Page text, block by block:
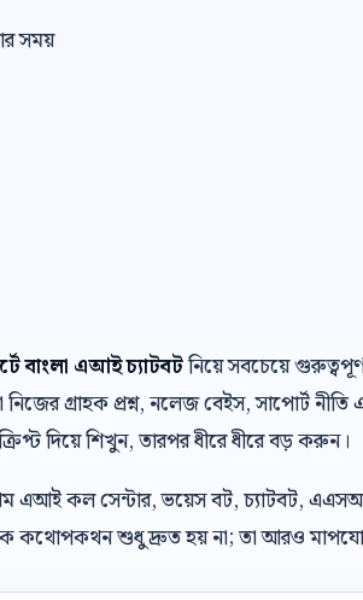
সময়
বাংলা এআই চ্যাটবটনিয়ে সবচেয়ে
গ্রাহক প্রশ্ন, নলেজ বেইস, সাপোর্ট
দিয়ে শিখুন, তারপর ধীরে ধীরে বড় করুন।
এআই কল সেন্টার, ভয়েস বট, চ্যাটবট,
কথোপকথন শুধু দ্রুত হয় না; তা আরও